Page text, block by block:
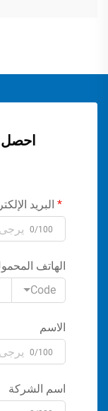
البريد
0/100
الهاتف
Code
الاسم
0/100
اسم الشركة